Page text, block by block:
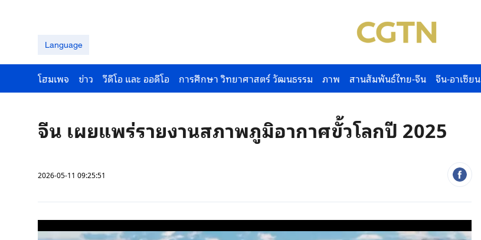
Language
โฮมเพจ ข่าว วีดีโอ และ ออดีโอ การศึกษา วิทยาศาสตร์ วัฒนธรรม ภาพ สานสัมพันธ์ไทย-จีน จีน-อาเซียน
จีน เผยแพร่รายงานสภาพภูมิอากาศขั้วโลกปี 2025
2026-05-11 09:25:51